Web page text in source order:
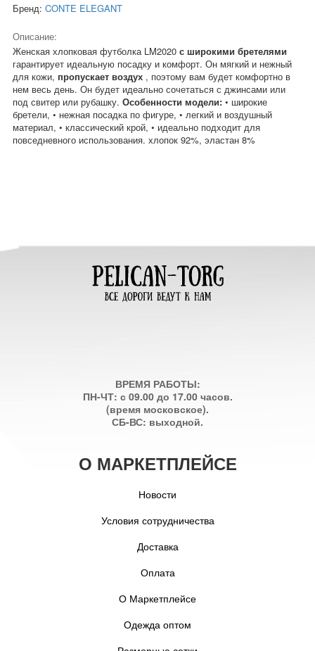
Бренд: CONTE ELEGANT
Описание:
Женская хлопковая футболка LM2020 с широкими бретелями
гарантирует идеальную посадку и комфорт. Он мягкий и нежный
для кожи, пропускает воздух , поэтому вам будет комфортно в
нем весь день. Он будет идеально сочетаться с джинсами или
под свитер или рубашку. Особенности модели: • широкие
бретели, • нежная посадка по фигуре, • легкий и воздушный
материал, • классический крой, • идеально подходит для
повседневного использования. хлопок 92%, эластан 8%
ВРЕМЯ РАБОТЫ:
ПН-ЧТ: с 09.00 до 17.00 часов.
(время московское).
СБ-ВС: выходной.
О МАРКЕТПЛЕЙСЕ
Новости
Условия сотрудничества
Доставка
Оплата
О Маркетплейсе
Одежда оптом